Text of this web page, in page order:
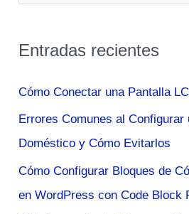
Want
Get
One
Right
Now
u
c
p
o
r
:
Entradas recientes
Cómo Conectar una Pantalla
Errores Comunes al Configurar
Doméstico y Cómo Evitarlos
Cómo Configurar Bloques de
en WordPress con Code Block